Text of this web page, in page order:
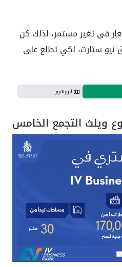
فى تغير مستمر، لذلك كن
ستارت، لكي تطلع على
البورشور
ويلث التجمع الخامس